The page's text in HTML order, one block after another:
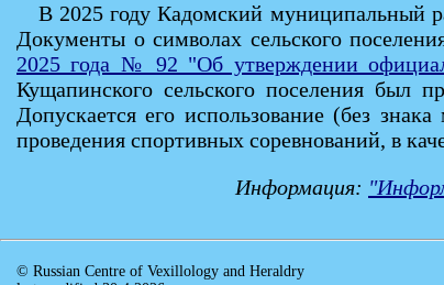
В 2025 году Кадомский муниципальный
Документы о символах сельского
2025 года № 92 "Об утверждении
Кущапинского сельского поселения был
Допускается его использование (без
проведения спортивных соревнований, в
Информация:
© Russian Centre of Vexillology and Heraldry